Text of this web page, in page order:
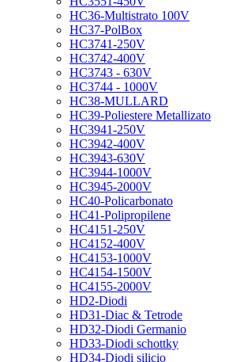
HC36-Multistrato 100V
HC37-PolBox
HC3741-250V
HC3742-400V
HC3743 - 630V
HC3744 - 1000V
HC38-MULLARD
HC39-Poliestere Metallizato
HC3941-250V
HC3942-400V
HC3943-630V
HC3944-1000V
HC3945-2000V
HC40-Policarbonato
HC41-Polipropilene
HC4151-250V
HC4152-400V
HC4153-1000V
HC4154-1500V
HC4155-2000V
HD2-Diodi
HD31-Diac & Tetrode
HD32-Diodi Germanio
HD33-Diodi schottky
HD34-Diodi silicio